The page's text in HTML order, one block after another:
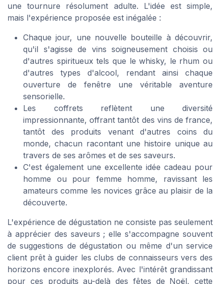
une tournure résolument adulte. L'idée est simple,
mais l'expérience proposée est inégalée :
Chaque jour, une nouvelle bouteille à découvrir,
qu'il s'agisse de vins soigneusement choisis ou
d'autres spiritueux tels que le whisky, le rhum ou
d'autres types d'alcool, rendant ainsi chaque
ouverture de fenêtre une véritable aventure
sensorielle.
Les coffrets reflètent une diversité
impressionnante, offrant tantôt des vins de france,
tantôt des produits venant d'autres coins du
monde, chacun racontant une histoire unique au
travers de ses arômes et de ses saveurs.
C'est également une excellente idée cadeau pour
homme ou pour femme homme, ravissant les
amateurs comme les novices grâce au plaisir de la
découverte.
L'expérience de dégustation ne consiste pas seulement
à apprécier des saveurs ; elle s'accompagne souvent
de suggestions de dégustation ou même d'un service
client prêt à guider les clubs de connaisseurs vers des
horizons encore inexplorés. Avec l'intérêt grandissant
pour ces produits au-delà des fêtes de Noël, cette